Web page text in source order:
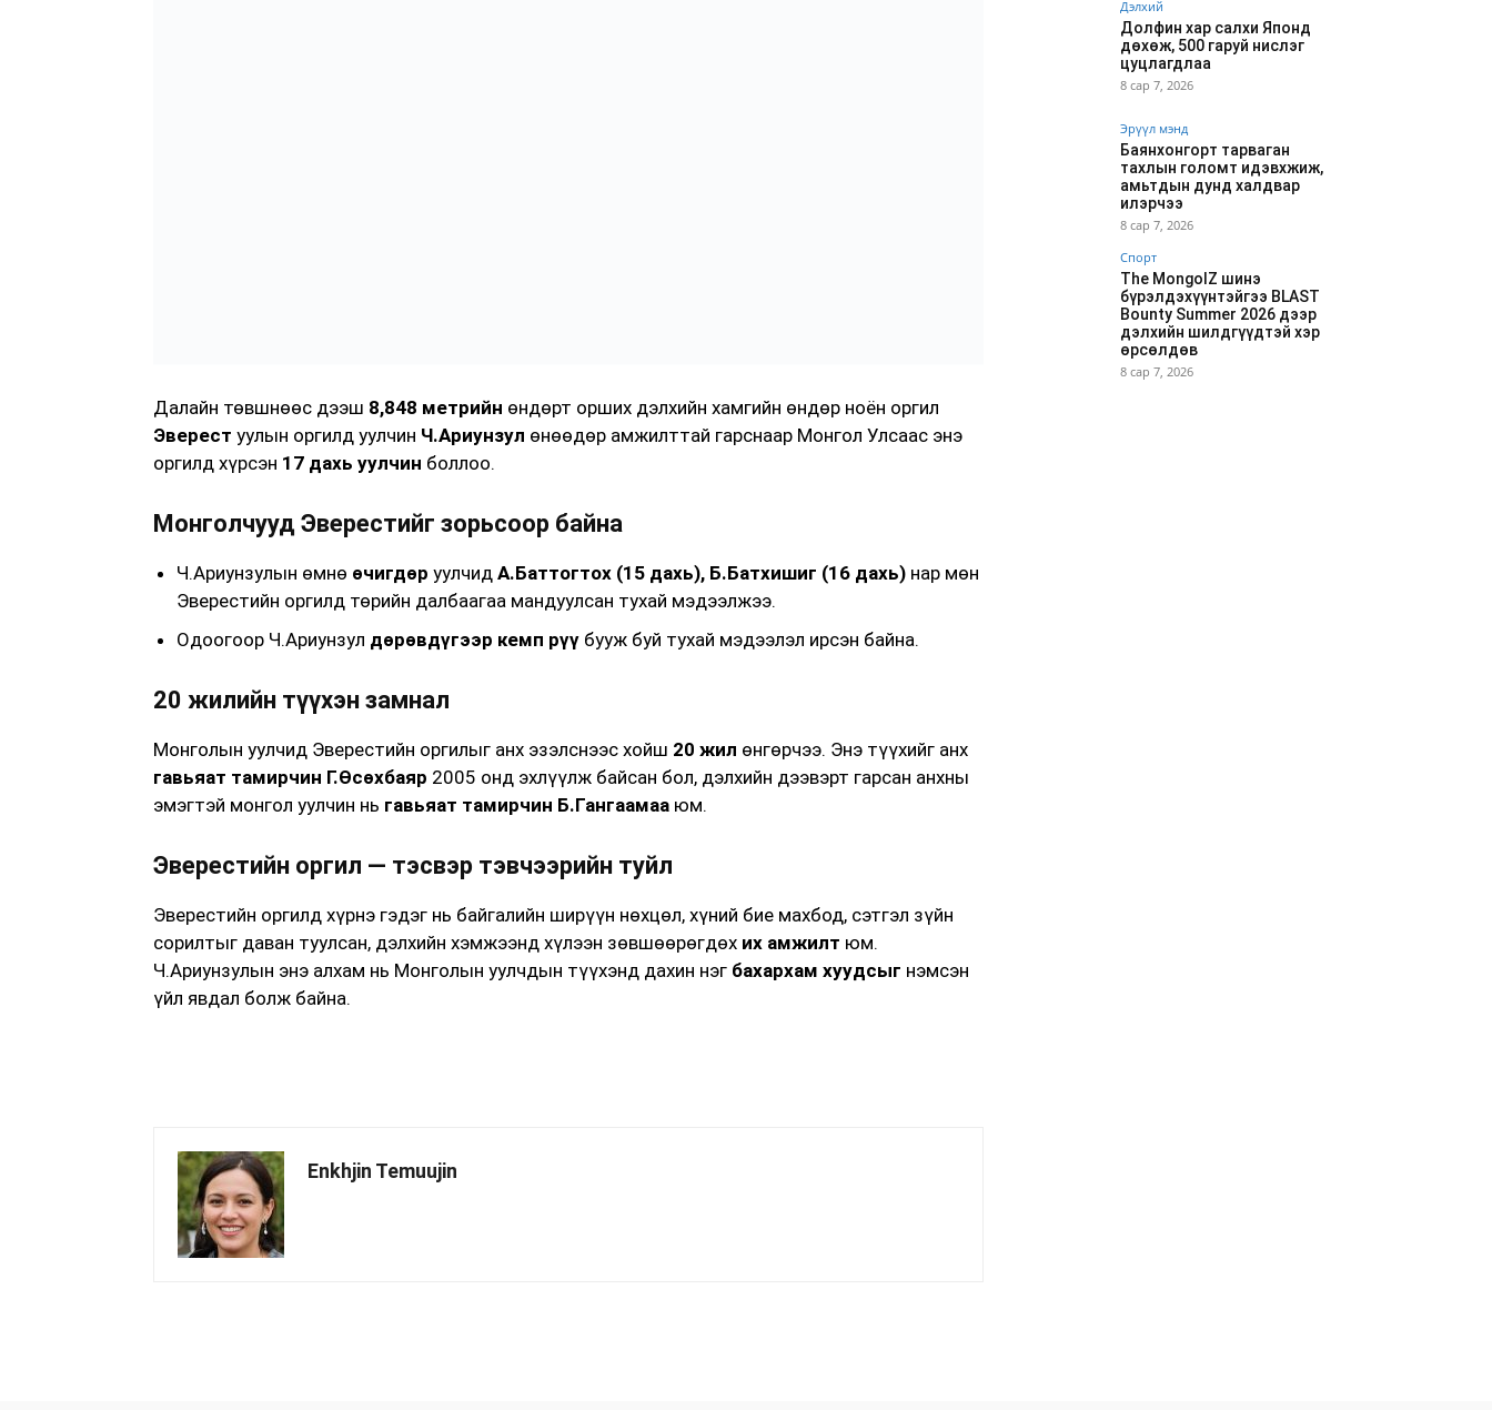
Далайн төвшнөөс дээш 8,848 метрийн өндөрт орших дэлхийн хамгийн өндөр ноён оргил
Эверест уулын оргилд уулчин Ч.Ариунзул өнөөдөр амжилттай гарснаар Монгол Улсаас энэ
оргилд хүрсэн 17 дахь уулчин боллоо.
Монголчууд Эверестийг зорьсоор байна
Ч.Ариунзулын өмнө өчигдөр уулчид А.Баттогтох (15 дахь), Б.Батхишиг (16 дахь) нар мөн
Эверестийн оргилд төрийн далбаагаа мандуулсан тухай мэдээлжээ.
Одоогоор Ч.Ариунзул дөрөвдүгээр кемп рүү бууж буй тухай мэдээлэл ирсэн байна.
20 жилийн түүхэн замнал
Монголын уулчид Эверестийн оргилыг анх эзэлснээс хойш 20 жил өнгөрчээ. Энэ түүхийг анх
гавьяат тамирчин Г.Өсөхбаяр 2005 онд эхлүүлж байсан бол, дэлхийн дээвэрт гарсан анхны
эмэгтэй монгол уулчин нь гавьяат тамирчин Б.Гангаамаа юм.
Эверестийн оргил — тэсвэр тэвчээрийн туйл
Эверестийн оргилд хүрнэ гэдэг нь байгалийн ширүүн нөхцөл, хүний бие махбод, сэтгэл зүйн
сорилтыг даван туулсан, дэлхийн хэмжээнд хүлээн зөвшөөрөгдөх их амжилт юм.
Ч.Ариунзулын энэ алхам нь Монголын уулчдын түүхэнд дахин нэг бахархам хуудсыг нэмсэн
үйл явдал болж байна.
Enkhjin Temuujin
Дэлхий
Долфин хар салхи Японд
дөхөж, 500 гаруй нислэг
цуцлагдлаа
8 сар 7, 2026
Эрүүл мэнд
Баянхонгорт тарваган
тахлын голомт идэвхжиж,
амьтдын дунд халдвар
илэрчээ
8 сар 7, 2026
Спорт
The MongolZ шинэ
бүрэлдэхүүнтэйгээ BLAST
Bounty Summer 2026 дээр
дэлхийн шилдгүүдтэй хэр
өрсөлдөв
8 сар 7, 2026